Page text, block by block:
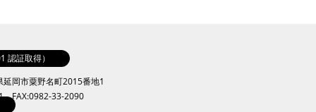
認証取得）
岡市粟野名町2015番地1
FAX:0982-33-2090